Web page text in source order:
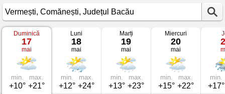
Vremea
Vermești
17
mai
2026
Comănești,
Județul
Duminică
17
mai
min.
+10°
max.
+21°
Luni
18
mai
min.
+12°
max.
+24°
Marți
19
mai
min.
+13°
max.
+23°
Miercuri
20
mai
min.
+15°
max.
+22°
min.
+17°